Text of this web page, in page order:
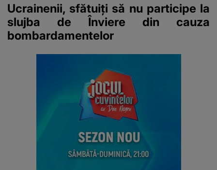
Ucrainenii, sfătuiți să nu participe la
slujba de Înviere din cauza
bombardamentelor